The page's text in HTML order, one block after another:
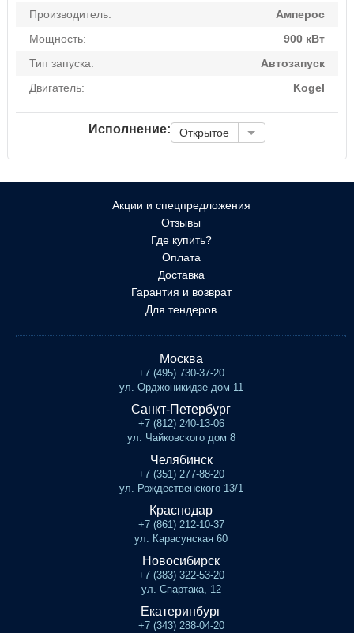
Производитель:
Амперос
Мощность:
900 кВт
Тип запуска:
Автозапуск
Двигатель:
Kogel
Исполнение: Открытое
Акции и спецпредложения
Отзывы
Где купить?
Оплата
Доставка
Гарантия и возврат
Для тендеров
Москва
+7 (495) 730-37-20
ул. Орджоникидзе дом 11
Санкт-Петербург
+7 (812) 240-13-06
ул. Чайковского дом 8
Челябинск
+7 (351) 277-88-20
ул. Рождественского 13/1
Краснодар
+7 (861) 212-10-37
ул. Карасунская 60
Новосибирск
+7 (383) 322-53-20
ул. Спартака, 12
Екатеринбург
+7 (343) 288-04-20